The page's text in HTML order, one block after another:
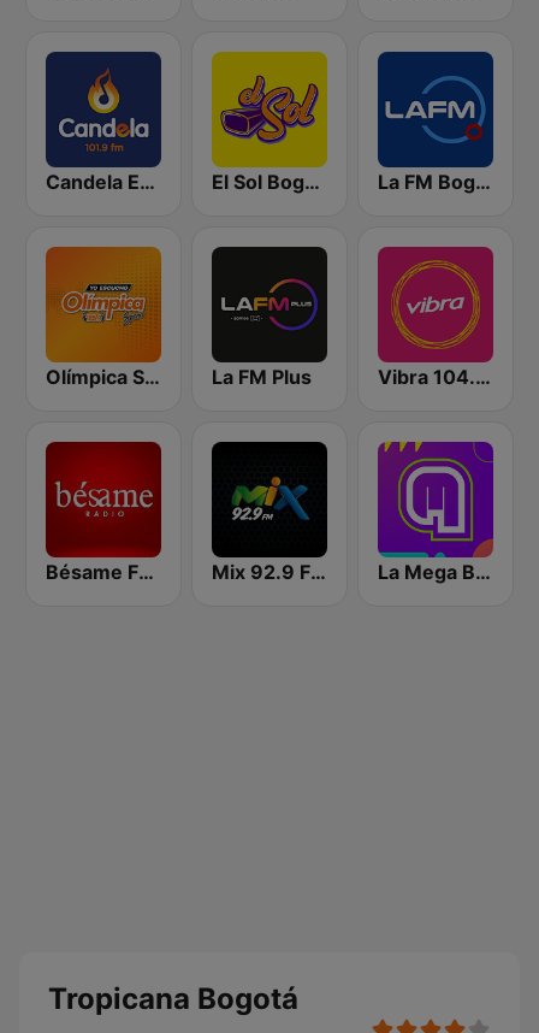
Candela Estereo 101.9 FM El Sol Bogotá La FM Bogotá
Olímpica Stereo Bogotá 105.9 FM La FM Plus Vibra 104.9 FM
Bésame FM Bogotá Mix 92.9 FM Bogotá La Mega Bogotá
Tropicana Bogotá